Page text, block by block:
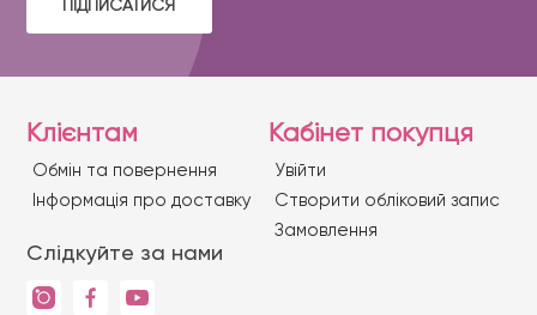
ПІДПИСАТИСЯ
Клієнтам
Обмін та повернення
Iнформація про доставку
Слідкуйте за нами
Кабінет покупця
Увійти
Створити обліковий запис
Замовлення